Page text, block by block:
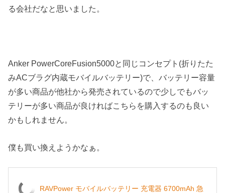
る会社だなと思いました。
Anker PowerCoreFusion5000と同じコンセプト(折りたた
みACブラグ内蔵モバイルバッテリー)で、バッテリー容量
が多い商品が他社から発売されているので少しでもバッ
テリーが多い商品が良ければこちらを購入するのも良い
かもしれません。
僕も買い換えようかなぁ。
RAVPower モバイルバッテリー 充電器 6700mAh 急